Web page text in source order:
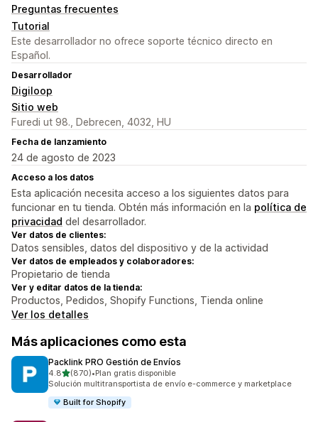
Preguntas frecuentes
Tutorial
Este desarrollador no ofrece soporte técnico directo en
Español.
Desarrollador
Digiloop
Sitio web
Furedi ut 98., Debrecen, 4032, HU
Fecha de lanzamiento
24 de agosto de 2023
Acceso a los datos
Esta aplicación necesita acceso a los siguientes datos para
funcionar en tu tienda. Obtén más información en la política de
privacidad del desarrollador.
Ver datos de clientes:
Datos sensibles, datos del dispositivo y de la actividad
Ver datos de empleados y colaboradores:
Propietario de tienda
Ver y editar datos de la tienda:
Productos, Pedidos, Shopify Functions, Tienda online
Ver los detalles
Más aplicaciones como esta
Packlink PRO Gestión de Envíos
4.8de 5 estrellas
(870)
870 reseñas en total
•Plan gratis disponible
Solución multitransportista de envío e-commerce y marketplace
Built for Shopify